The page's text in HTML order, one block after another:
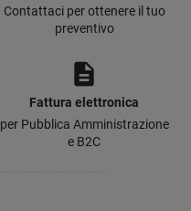
Contattaci per ottenere il tuo
preventivo
description
Fattura elettronica
per Pubblica Amministrazione
e B2C